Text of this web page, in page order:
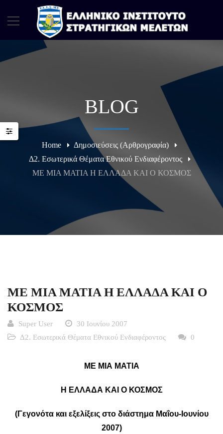
BLOG
Home
Δημοσιεύσεις (Αρθρογραφία)
Δ2. Εσωτερικά Θέματα Εθνικού Ενδιαφέροντος
ME MIA MATIA H ΕΛΛΑΔΑ ΚΑΙ Ο ΚΟΣΜΟΣ
ME MIA MATIA H ΕΛΛΑΔΑ ΚΑΙ Ο
ΚΟΣΜΟΣ
Super User
30 Ιουνίου 2007
Δ2. Εσωτερικά Θέματα Εθνικού Ενδιαφέροντος
0
ME MIA MATIA
H ΕΛΛΑΔΑ ΚΑΙ Ο ΚΟΣΜΟΣ
(Γεγονότα και εξελίξεις στο διάστημα Μαΐου-Ιουνίου
2007)